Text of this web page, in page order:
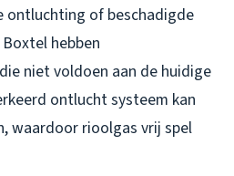
ontluchting of beschadigde
hebben
niet voldoen aan de huidige
ontlucht systeem kan
waardoor rioolgas vrij spel